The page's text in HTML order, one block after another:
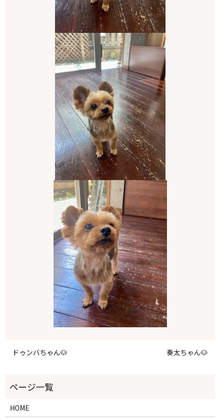
ドゥンバちゃん🐶 奏太ちゃん🐶
HOME